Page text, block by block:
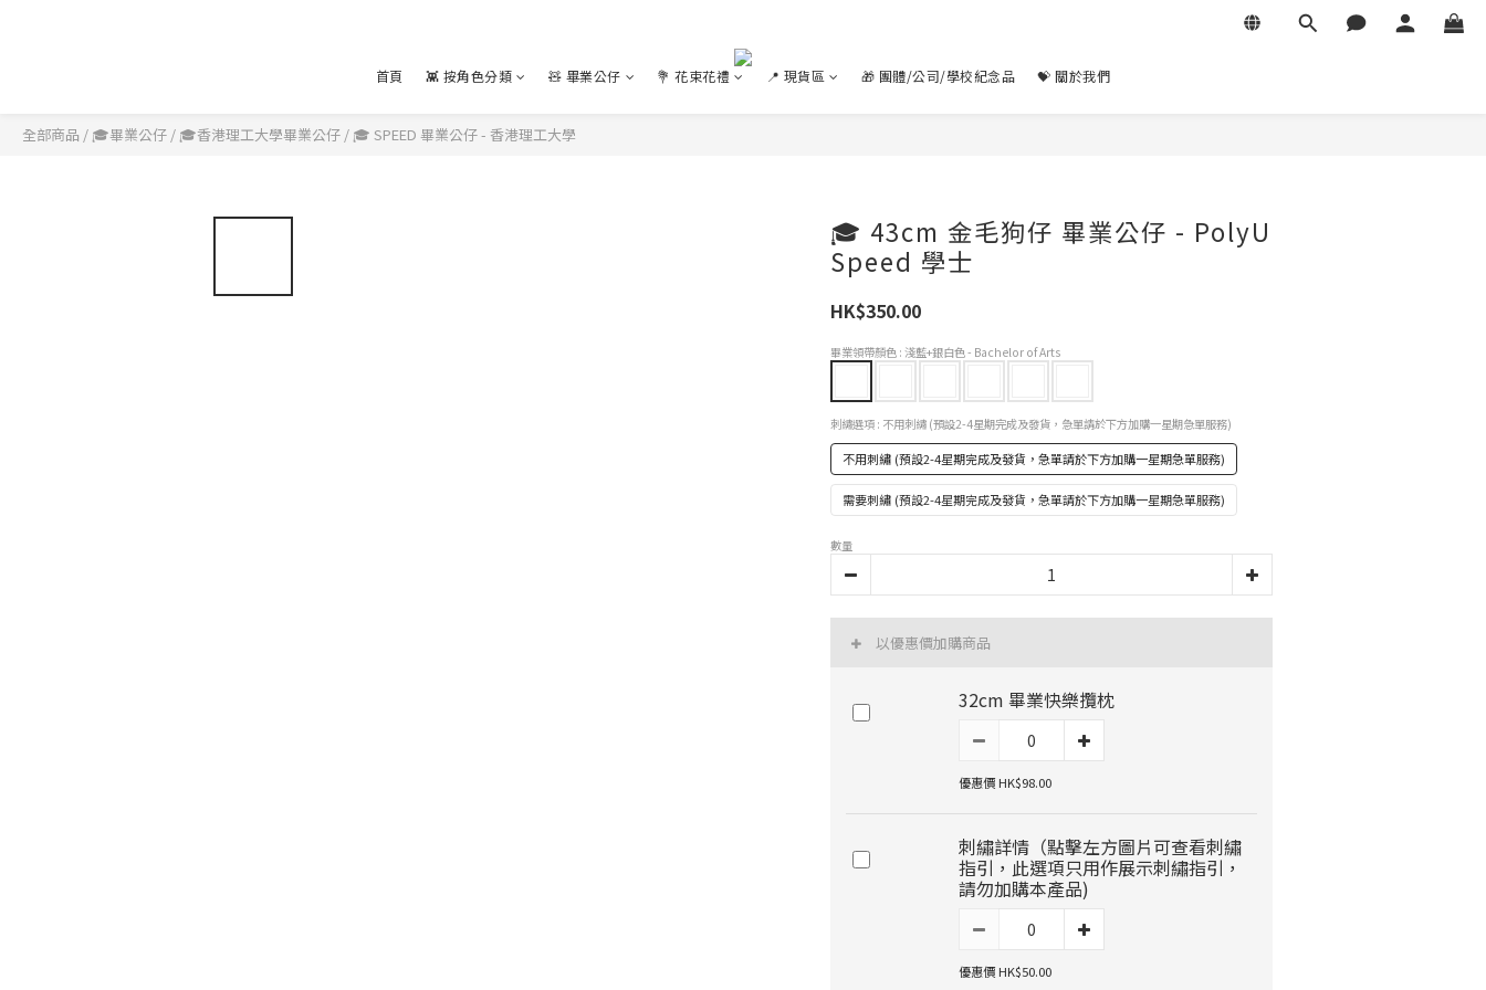
首頁 👾 按角色分類 🧸 畢業公仔 💐 花束花禮 📍 現貨區 🎁 團體/公司/學校紀念品 💝 關於我們
全部商品 / 🎓畢業公仔 / 🎓香港理工大學畢業公仔 / 🎓 SPEED 畢業公仔 - 香港理工大學
🎓 43cm 金毛狗仔 畢業公仔 - PolyU
Speed 學士
HK$350.00
畢業領帶顏色 : 淺藍+銀白色 - Bachelor of Arts
刺繡選項 : 不用刺繡 (預設2-4星期完成及發貨，急單請於下方加購一星期急單服務)
不用刺繡 (預設2-4星期完成及發貨，急單請於下方加購一星期急單服務)
需要刺繡 (預設2-4星期完成及發貨，急單請於下方加購一星期急單服務)
數量
以優惠價加購商品
32cm 畢業快樂攬枕
優惠價 HK$98.00
刺繡詳情（點擊左方圖片可查看刺繡
指引，此選項只用作展示刺繡指引，
請勿加購本產品)
優惠價 HK$50.00